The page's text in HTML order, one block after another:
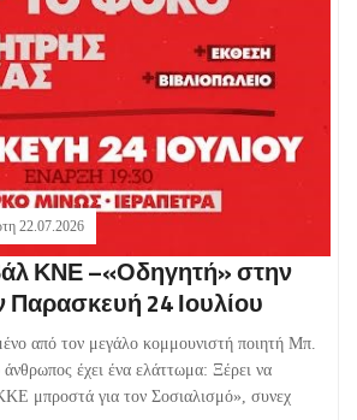
22.07.2026
ΚΝΕ –«Οδηγητή» στην
Παρασκευή 24 Ιουλίου
από τον μεγάλο κομμουνιστή ποιητή Μπ.
έχει ένα ελάττωμα: Ξέρει να
μπροστά για τον Σοσιαλισμό», συνεχ